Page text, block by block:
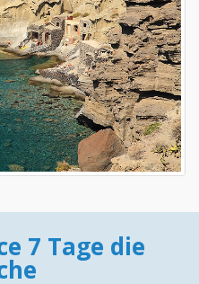
7 Tage die